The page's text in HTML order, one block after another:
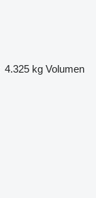
4.325 kg Volumen